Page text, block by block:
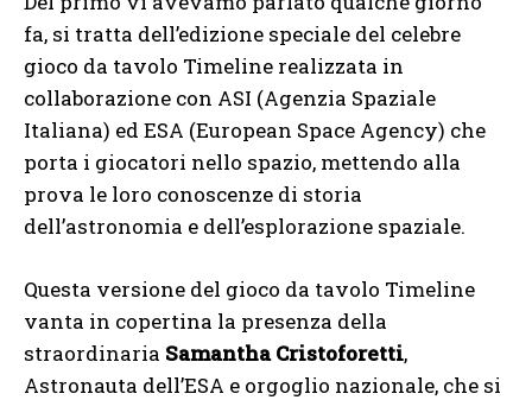
fa, si tratta dell’edizione speciale del celebre
gioco da tavolo Timeline realizzata in
collaborazione con ASI (Agenzia Spaziale
Italiana) ed ESA (European Space Agency) che
porta i giocatori nello spazio, mettendo alla
prova le loro conoscenze di storia
dell’astronomia e dell’esplorazione spaziale.
Questa versione del gioco da tavolo Timeline
vanta in copertina la presenza della
straordinaria Samantha Cristoforetti,
Astronauta dell’ESA e orgoglio nazionale, che si